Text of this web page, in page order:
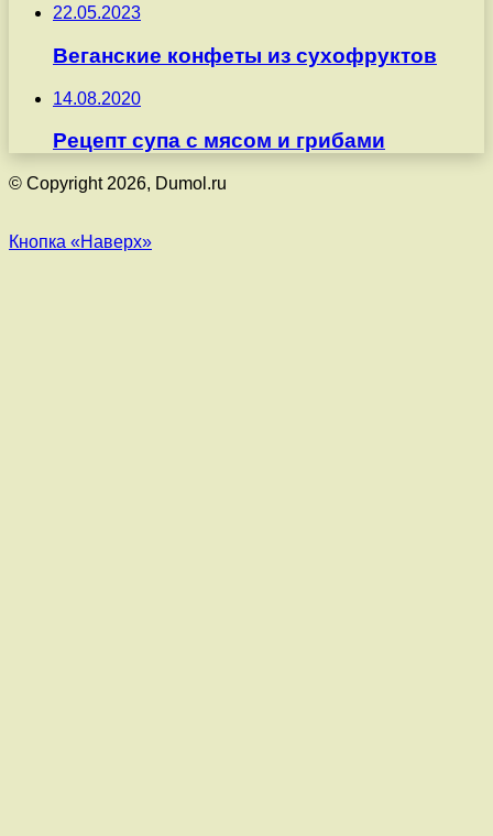
22.05.2023
Веганские конфеты из сухофруктов
14.08.2020
Рецепт супа с мясом и грибами
© Copyright 2026, Dumol.ru
Кнопка «Наверх»